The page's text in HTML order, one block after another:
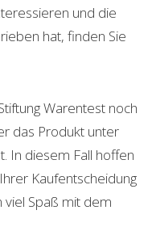
und die
hat, finden Sie
Warentest noch
das Produkt unter
In diesem Fall hoffen
Kaufentscheidung
viel Spaß mit dem